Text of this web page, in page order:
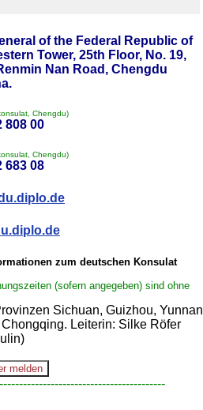
of the Federal Republic of
Tower, 25th Floor, No. 19,
Nan Road, Chengdu
Chengdu)
808 00
Chengdu)
683 08
zum deutschen Konsulat
(sofern angegeben) sind ohne
Sichuan, Guizhou, Yunnan
Leiterin: Silke Röfer